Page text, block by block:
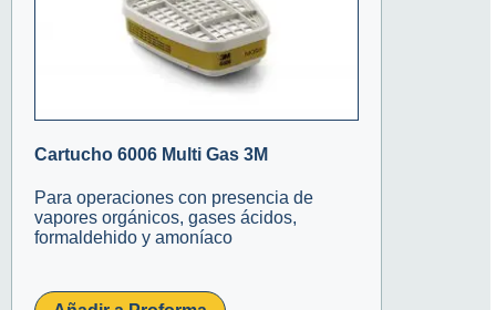
Cartucho 6006 Multi Gas 3M
Para operaciones con presencia de
vapores orgánicos, gases ácidos,
formaldehido y amoníaco